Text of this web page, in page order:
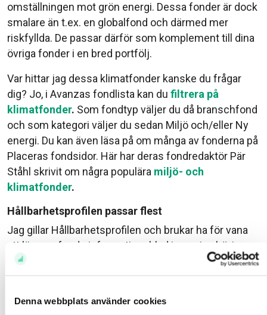
Denna webbplats använder cookies
omställningen mot grön energi. Dessa fonder är dock
smalare än t.ex. en globalfond och därmed mer
riskfyllda. De passar därför som komplement till dina
övriga fonder i en bred portfölj.
Var hittar jag dessa klimatfonder kanske du frågar
dig? Jo, i Avanzas fondlista kan du filtrera på
klimatfonder. Som fondtyp väljer du då branschfond
och som kategori väljer du sedan Miljö och/eller Ny
energi. Du kan även läsa på om många av fonderna på
Placeras fondsidor. Här har deras fondredaktör Pär
Ståhl skrivit om några populära miljö- och
klimatfonder.
Hållbarhetsprofilen passar flest
Jag gillar Hållbarhetsprofilen och brukar ha för vana
att läsa en fonds informationsblad innan jag börjar
spara i en fond. Det tar självklart lite tid, men det är i
väljer global- och Sverigefond. Fonderna som utgör